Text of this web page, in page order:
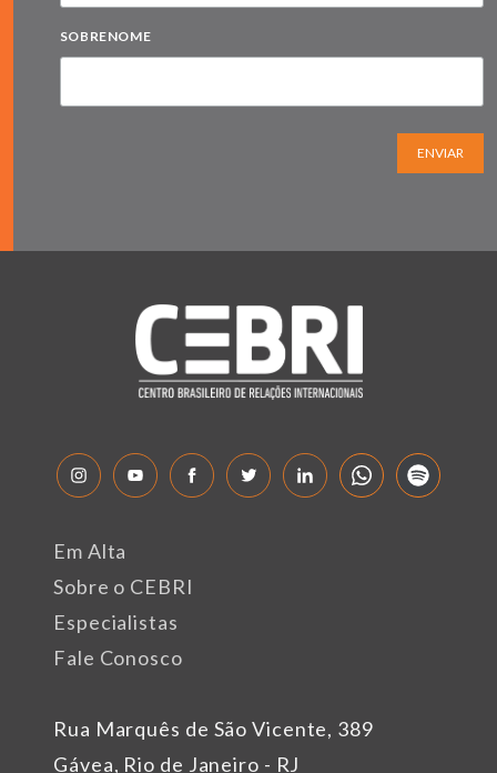
SOBRENOME
ENVIAR
Rua Marquês de São Vicente, 389
Gávea, Rio de Janeiro - RJ
Em Alta
Sobre o CEBRI
Especialistas
Fale Conosco